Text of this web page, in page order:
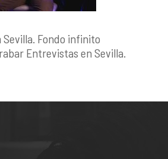
Fondo infinito
Entrevistas en Sevilla.